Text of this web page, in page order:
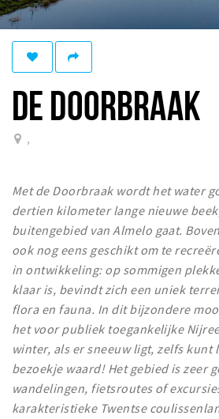
Winkels
Winkelgebieden
Bezienswaardigheden
Musea, theaters & podia
Toeristische routes
Natuurgebieden
Inloggen
DE DOORBRAAK
,
Met de Doorbraak wordt het water
dertien kilometer lange nieuwe
buitengebied van Almelo gaat.
ook nog eens geschikt om te
in ontwikkeling: op sommigen
klaar is, bevindt zich een uniek
flora en fauna. In dit bijzondere
het voor publiek toegankelijke
winter, als er sneeuw ligt, zelfs kunt
bezoekje waard! Het gebied is zeer
wandelingen, fietsroutes of
karakteristieke Twentse